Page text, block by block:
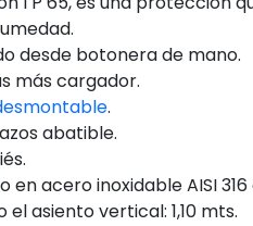
desde botonera de mano.
más cargador.
.
abatible.
en acero inoxidable AISI
el asiento vertical: 1,10 mts.